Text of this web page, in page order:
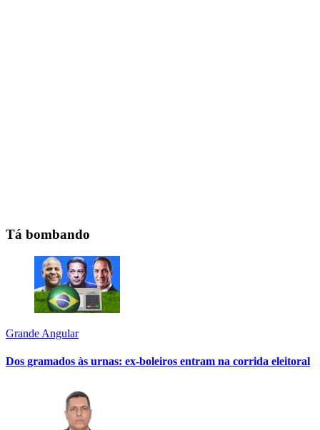
Tá bombando
Grande Angular
Dos gramados às urnas: ex-boleiros entram na corrida eleitoral